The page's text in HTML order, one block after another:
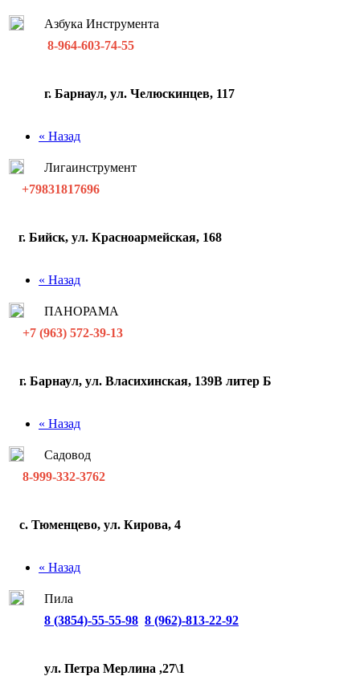
Азбука Инструмента
8-964-603-74-55
г. Барнаул, ул. Челюскинцев, 117
« Назад
Лигаинструмент
+79831817696
г. Бийск, ул. Красноармейская, 168
« Назад
ПАНОРАМА
+7 (963) 572-39-13
г. Барнаул, ул. Власихинская, 139В литер Б
« Назад
Садовод
8-999-332-3762
с. Тюменцево, ул. Кирова, 4
« Назад
Пила
8 (3854)-55-55-98 8 (962)-813-22-92
ул. Петра Мерлина ,27\1